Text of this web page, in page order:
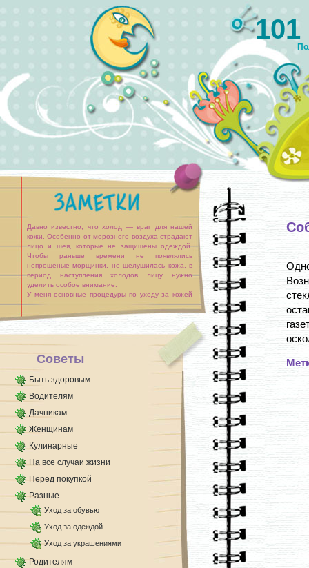
Давно известно, что холод — враг для нашей
кожи. Особенно от морозного воздуха страдают
лицо и шея, которые не защищены одеждой.
Чтобы раньше времени не появлялись
непрошеные морщинки, не шелушилась кожа, в
период наступления холодов лицу нужно
уделить особое внимание.
У меня основные процедуры по уходу за кожей
лица разделены на два этапа: утренние и
вечерние.
Советы
Быть здоровым
Водителям
Дачникам
Женщинам
Кулинарные
На все случаи жизни
Перед покупкой
Разные
Уход за обувью
Уход за одеждой
Уход за украшениями
Родителям